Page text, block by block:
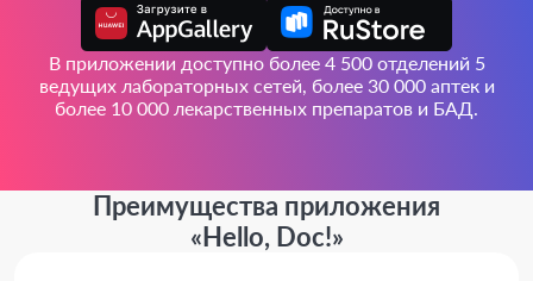
В приложении доступно более 4 500 отделений 5
ведущих лабораторных сетей, более 30 000 аптек и
более 10 000 лекарственных препаратов и БАД.
Преимущества приложения
«Hello, Doc!»